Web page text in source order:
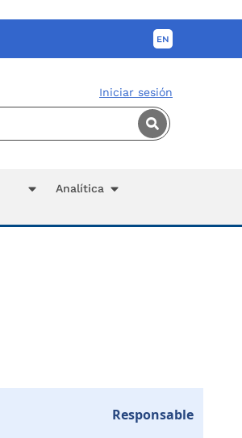
Iniciar sesión
Analítica
Responsable